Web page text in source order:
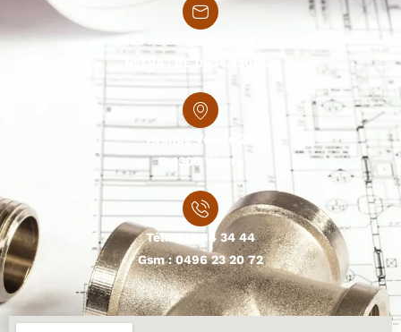
N°TVA : BE 0834.320.754
Avenue Vesale 26
B-1300 Wavre
Tél.:010 84 34 44
Gsm :0496 23 20 72